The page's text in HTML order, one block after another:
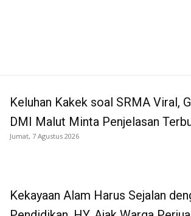
Keluhan Kakek soal SRMA Viral,
DMI Malut Minta Penjelasan
Jumat, 7 Agustus 2026
Kekayaan Alam Harus Sejalan